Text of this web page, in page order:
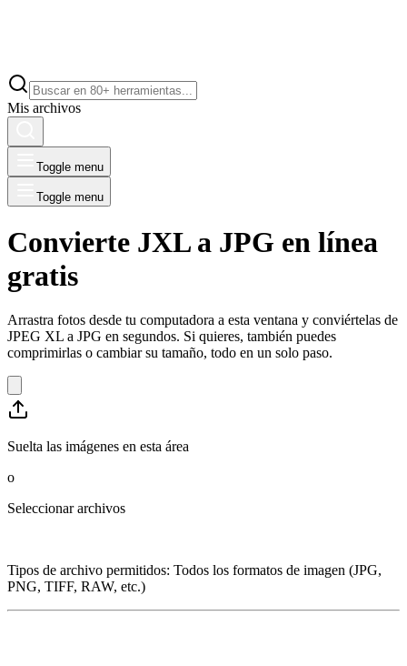
Mis archivos
Toggle menu
Toggle menu
Convierte JXL a JPG en línea
gratis
Arrastra fotos desde tu computadora a esta ventana y conviértelas de
JPEG XL a JPG en segundos. Si quieres, también puedes
comprimirlas o cambiar su tamaño, todo en un solo paso.
Suelta las imágenes en esta área
o
Seleccionar archivos
Tipos de archivo permitidos: Todos los formatos de imagen (JPG,
PNG, TIFF, RAW, etc.)